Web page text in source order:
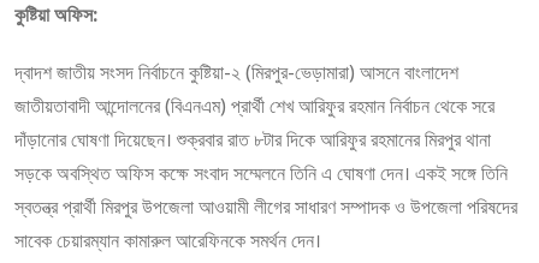
কুষ্টিয়া অফিস:
দ্বাদশ জাতীয় সংসদ নির্বাচনে কুষ্টিয়া-২ (মিরপুর-ভেড়ামারা) আসনে বাংলাদেশ
জাতীয়তাবাদী আন্দোলনের (বিএনএম) প্রার্থী শেখ আরিফুর রহমান নির্বাচন থেকে সরে
দাঁড়ানোর ঘোষণা দিয়েছেন। শুক্রবার রাত ৮টার দিকে আরিফুর রহমানের মিরপুর থানা
সড়কে অবস্থিত অফিস কক্ষে সংবাদ সম্মেলনে তিনি এ ঘোষণা দেন। একই সঙ্গে তিনি
স্বতন্ত্র প্রার্থী মিরপুর উপজেলা আওয়ামী লীগের সাধারণ সম্পাদক ও উপজেলা পরিষদের
সাবেক চেয়ারম্যান কামারুল আরেফিনকে সমর্থন দেন।